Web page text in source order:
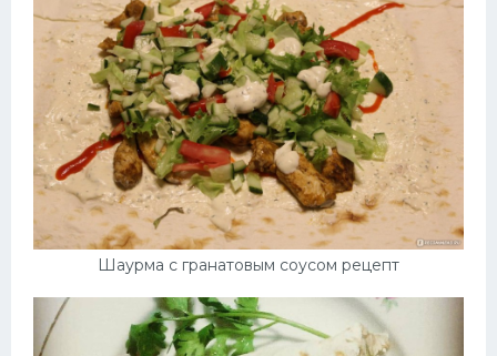
Шаурма с гранатовым соусом рецепт